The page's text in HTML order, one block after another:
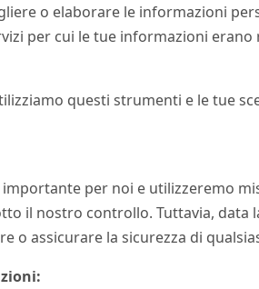
o elaborare le informazioni
per cui le tue informazioni erano
questi strumenti e le tue
per noi e utilizzeremo
il nostro controllo. Tuttavia, data
o assicurare la sicurezza di